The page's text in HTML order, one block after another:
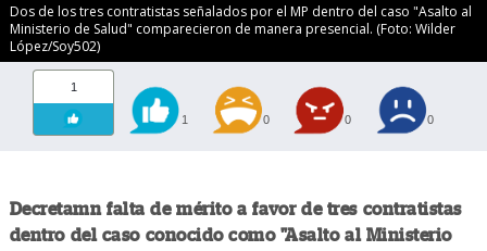
Dos de los tres contratistas señalados por el MP dentro del caso "Asalto al
Ministerio de Salud" comparecieron de manera presencial. (Foto: Wilder
López/Soy502)
1
1 0 0 0
Decretamn falta de mérito a favor de tres contratistas
dentro del caso conocido como "Asalto al Ministerio